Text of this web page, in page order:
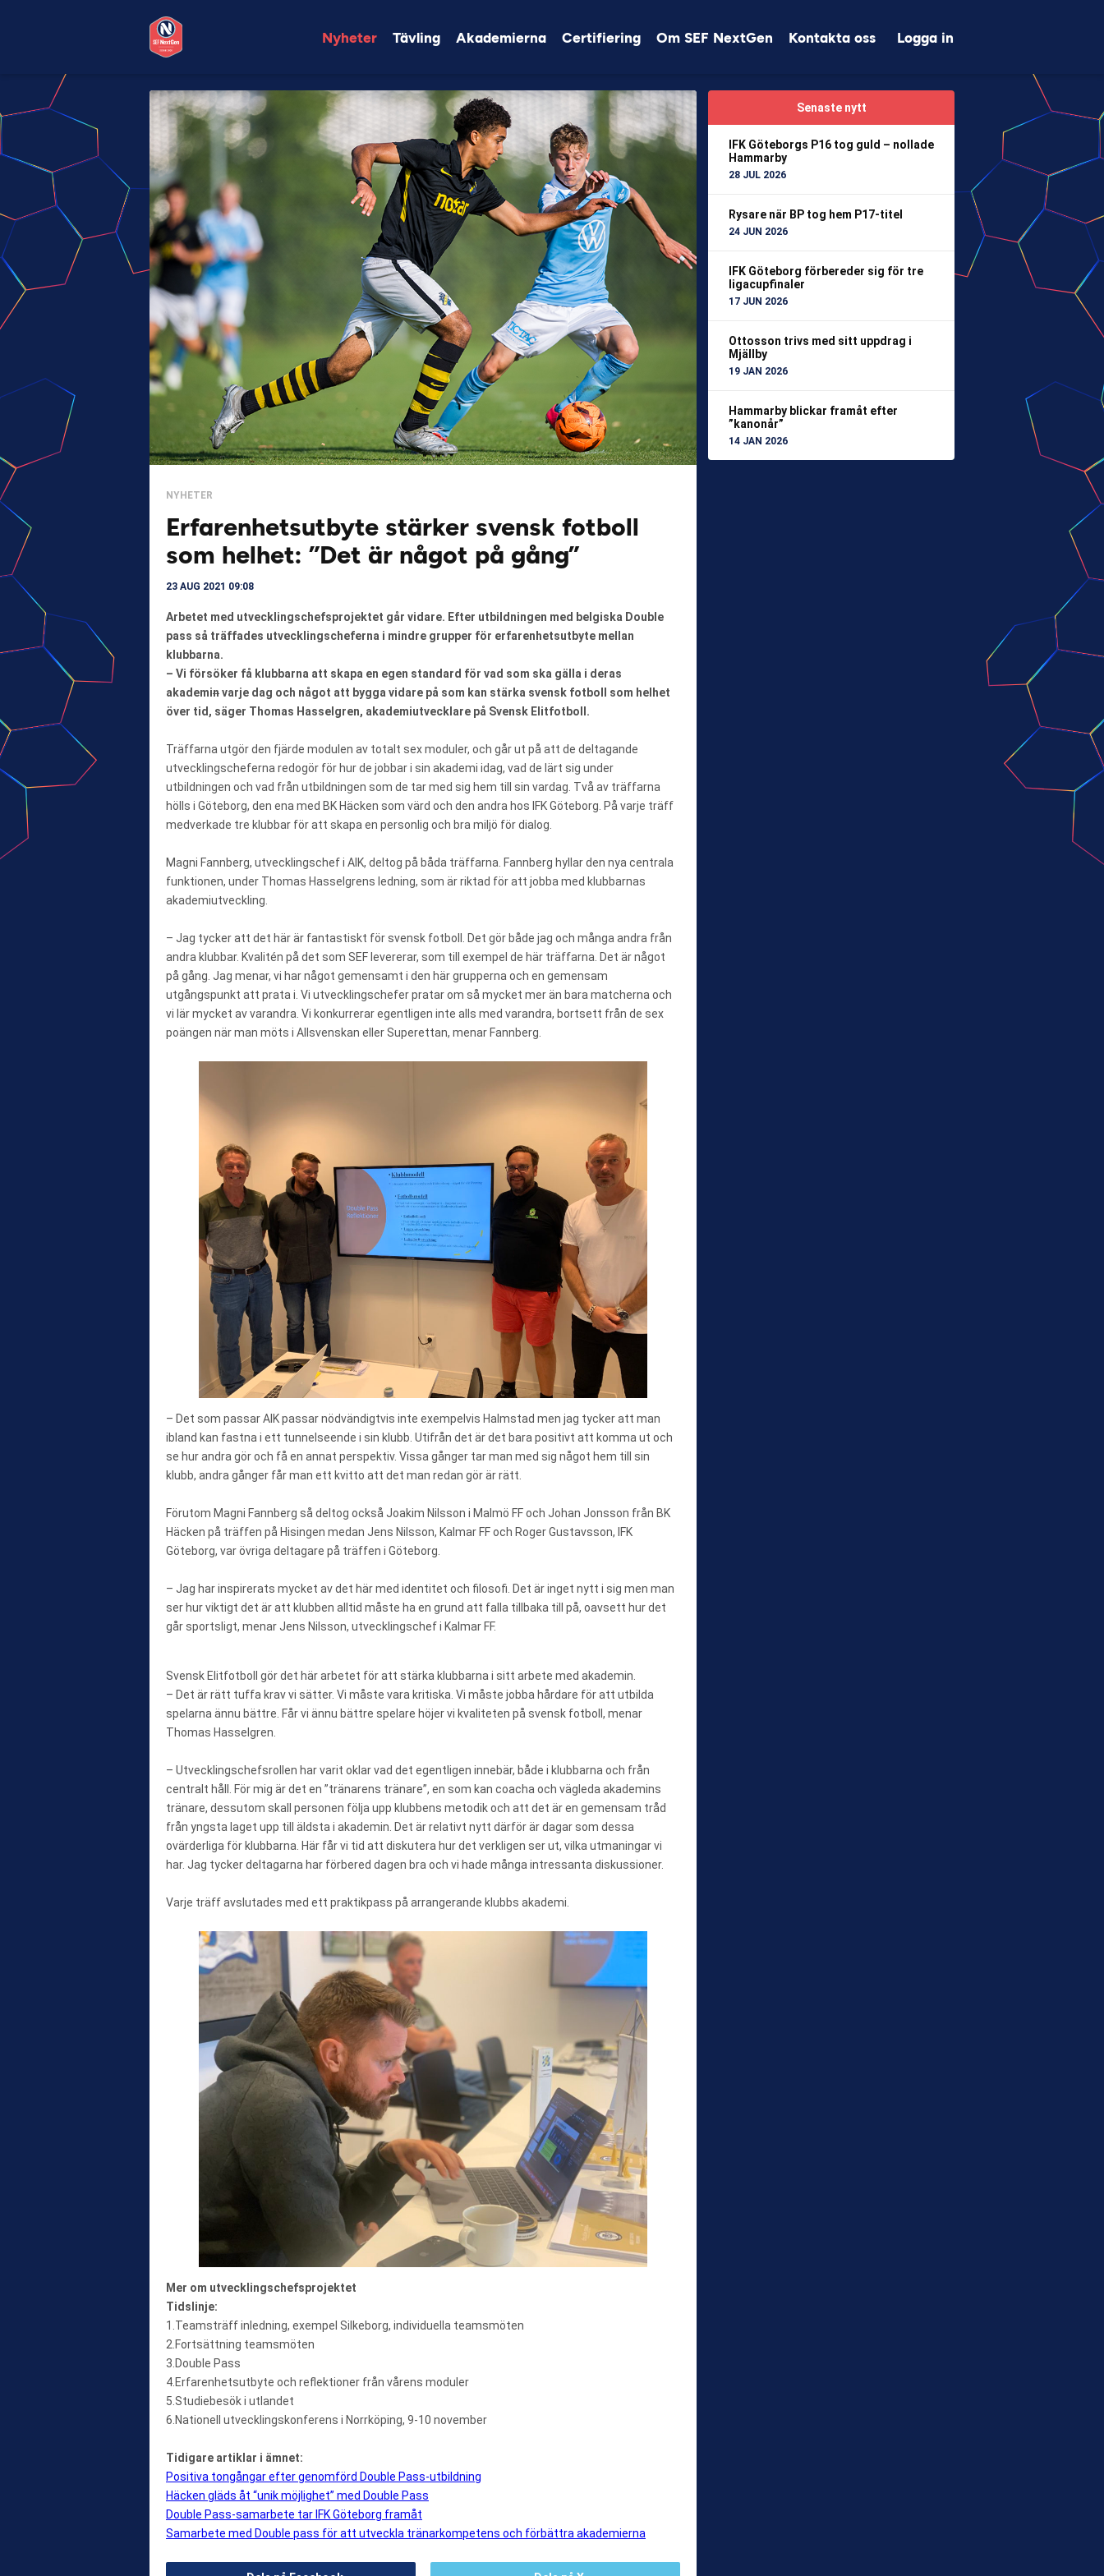
Nyheter Tävling Akademierna Certifiering Om SEF NextGen Kontakta oss Logga in
NYHETER
Erfarenhetsutbyte stärker svensk fotboll
som helhet: ”Det är något på gång”
23 AUG 2021 09:08
Arbetet med utvecklingschefsprojektet går vidare. Efter utbildningen med belgiska Double
pass så träffades utvecklingscheferna i mindre grupper för erfarenhetsutbyte mellan
klubbarna.
– Vi försöker få klubbarna att skapa en egen standard för vad som ska gälla i deras
akademinvarje dag och något att bygga vidare på som kan stärka svensk fotboll som helhet
över tid, säger Thomas Hasselgren, akademiutvecklare på Svensk Elitfotboll.
Träffarna utgör den fjärde modulen av totalt sex moduler, och går ut på att de deltagande
utvecklingscheferna redogör för hur de jobbar i sin akademi idag, vad de lärt sig under
utbildningen och vad från utbildningen som de tar med sig hem till sin vardag. Två av träffarna
hölls i Göteborg, den ena med BK Häcken som värd och den andra hos IFK Göteborg. På varje träff
medverkade tre klubbar för att skapa en personlig och bra miljö för dialog.
Magni Fannberg, utvecklingschef i AIK, deltog på båda träffarna. Fannberg hyllar den nya centrala
funktionen, under Thomas Hasselgrens ledning, som är riktad för att jobba med klubbarnas
akademiutveckling.
– Jag tycker att det här är fantastiskt för svensk fotboll. Det gör både jag och många andra från
andra klubbar. Kvalitén på det som SEF levererar, som till exempel de här träffarna. Det är något
på gång. Jag menar, vi har något gemensamt i den här grupperna och en gemensam
utgångspunkt att prata i. Vi utvecklingschefer pratar om så mycket mer än bara matcherna och
vi lär mycket av varandra. Vi konkurrerar egentligen inte alls med varandra, bortsett från de sex
poängen när man möts i Allsvenskan eller Superettan, menar Fannberg.
– Det som passar AIK passar nödvändigtvis inte exempelvis Halmstad men jag tycker att man
ibland kan fastna i ett tunnelseende i sin klubb. Utifrån det är det bara positivt att komma ut och
se hur andra gör och få en annat perspektiv. Vissa gånger tar man med sig något hem till sin
klubb, andra gånger får man ett kvitto att det man redan gör är rätt.
Förutom Magni Fannberg så deltog också Joakim Nilsson i Malmö FF och Johan Jonsson från BK
Häcken på träffen på Hisingen medan Jens Nilsson, Kalmar FF och Roger Gustavsson, IFK
Göteborg, var övriga deltagare på träffen i Göteborg.
– Jag har inspirerats mycket av det här med identitet och filosofi. Det är inget nytt i sig men man
ser hur viktigt det är att klubben alltid måste ha en grund att falla tillbaka till på, oavsett hur det
går sportsligt, menar Jens Nilsson, utvecklingschef i Kalmar FF.
Svensk Elitfotboll gör det här arbetet för att stärka klubbarna i sitt arbete med akademin.
– Det är rätt tuffa krav vi sätter. Vi måste vara kritiska. Vi måste jobba hårdare för att utbilda
spelarna ännu bättre. Får vi ännu bättre spelare höjer vi kvaliteten på svensk fotboll, menar
Thomas Hasselgren.
– Utvecklingschefsrollen har varit oklar vad det egentligen innebär, både i klubbarna och från
centralt håll. För mig är det en ”tränarens tränare”, en som kan coacha och vägleda akademins
tränare, dessutom skall personen följa upp klubbens metodik och att det är en gemensam tråd
från yngsta laget upp till äldsta i akademin. Det är relativt nytt därför är dagar som dessa
ovärderliga för klubbarna. Här får vi tid att diskutera hur det verkligen ser ut, vilka utmaningar vi
har. Jag tycker deltagarna har förbered dagen bra och vi hade många intressanta diskussioner.
Varje träff avslutades med ett praktikpass på arrangerande klubbs akademi.
Mer om utvecklingschefsprojektet
Tidslinje:
1.Teamsträff inledning, exempel Silkeborg, individuella teamsmöten
2.Fortsättning teamsmöten
3.Double Pass
4.Erfarenhetsutbyte och reflektioner från vårens moduler
5.Studiebesök i utlandet
6.Nationell utvecklingskonferens i Norrköping, 9-10 november
Tidigare artiklar i ämnet:
Positiva tongångar efter genomförd Double Pass-utbildning
Häcken gläds åt “unik möjlighet” med Double Pass
Double Pass-samarbete tar IFK Göteborg framåt
Samarbete med Double pass för att utveckla tränarkompetens och förbättra akademierna
Senaste nytt
IFK Göteborgs P16 tog guld – nollade
Hammarby
28 JUL 2026
Rysare när BP tog hem P17-titel
24 JUN 2026
IFK Göteborg förbereder sig för tre
ligacupfinaler
17 JUN 2026
Ottosson trivs med sitt uppdrag i
Mjällby
19 JAN 2026
Hammarby blickar framåt efter
”kanonår”
14 JAN 2026